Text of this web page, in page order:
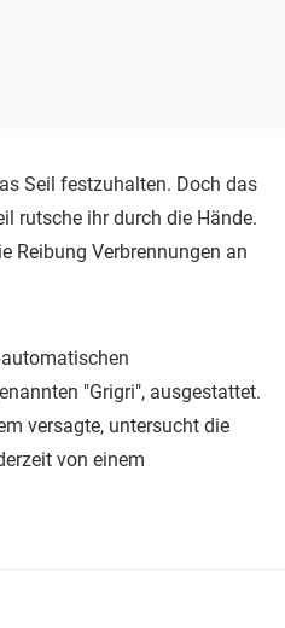
Seil festzuhalten. Doch das
rutsche ihr durch die Hände.
Reibung Verbrennungen an
"Grigri", ausgestattet.
versagte, untersucht die
von einem